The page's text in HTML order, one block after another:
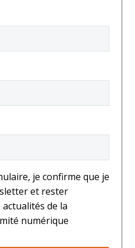
je confirme que je
et rester
de la
numérique